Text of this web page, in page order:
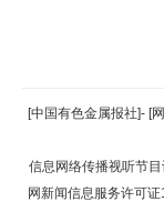
[中国有色金属报社]- [
信息网络传播视听节
网新闻信息服务许可